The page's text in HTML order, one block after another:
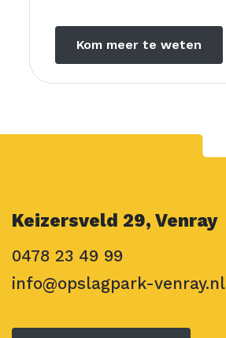
Kom meer te weten
Keizersveld 29, Venray
0478 23 49 99
info@opslagpark-venray.nl